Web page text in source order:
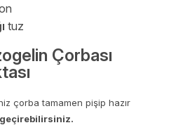
tuz
Çorbası
çorba tamamen pişip hazır